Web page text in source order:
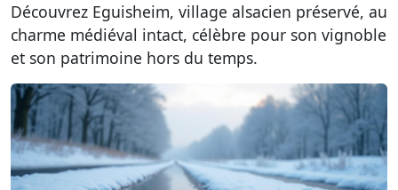
Découvrez Eguisheim, village alsacien préservé, au
charme médiéval intact, célèbre pour son vignoble
et son patrimoine hors du temps.